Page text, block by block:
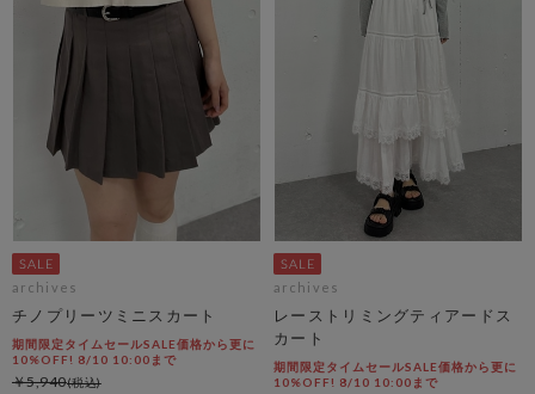
archives
チノプリーツミニスカート
期間限定タイムセールSALE価格から更に
10%OFF! 8/10 10:00まで
￥5,940
archives
レーストリミングティアードス
カート
期間限定タイムセールSALE価格から更に
10%OFF! 8/10 10:00まで